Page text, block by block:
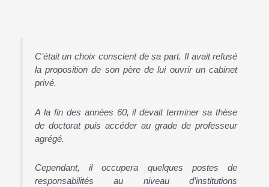
C’était un choix conscient de sa part. Il avait refusé
la proposition de son père de lui ouvrir un cabinet
privé.
A la fin des années 60, il devait terminer sa thèse
de doctorat puis accéder au grade de professeur
agrégé.
Cependant, il occupera quelques postes de
responsabilités au niveau d’institutions